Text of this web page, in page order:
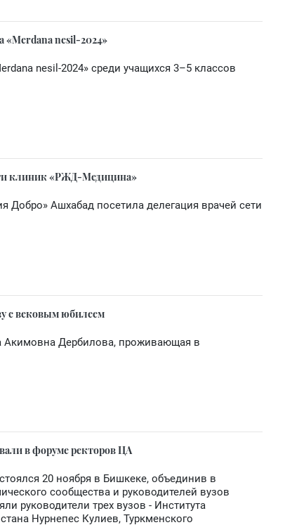
«Merdana nesil-2024»
nesil-2024» среди учащихся 3–5 классов
клиник «РЖД-Медицина»
Ашхабад посетила делегация врачей сети
с вековым юбилеем
Акимовна Дербилова, проживающая в
в форуме ректоров ЦА
20 ноября в Бишкеке, объединив в
сообщества и руководителей вузов
руководители трех вузов - Института
Нурнепес Кулиев, Туркменского